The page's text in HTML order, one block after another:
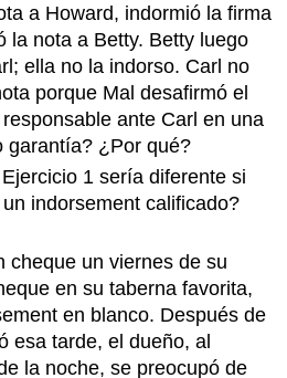
a Howard, indormió la firma
la nota a Betty. Betty luego
ella no la indorso. Carl no
porque Mal desafirmó el
ante Carl en una
garantía? ¿Por qué?
1 sería diferente si
indorsement calificado?
cheque un viernes de su
en su taberna favorita,
en blanco. Después de
esa tarde, el dueño, al
la noche, se preocupó de